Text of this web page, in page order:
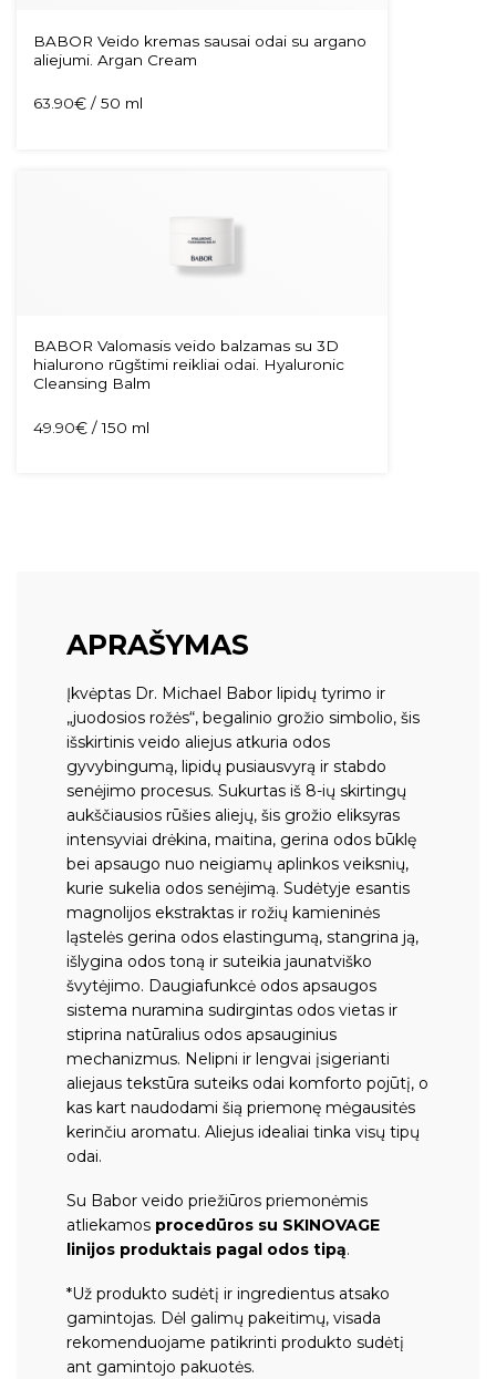
BABOR Veido kremas sausai odai su argano
aliejumi. Argan Cream
63.90€/ 50 ml
BABOR Valomasis veido balzamas su 3D
hialurono rūgštimi reikliai odai. Hyaluronic
Cleansing Balm
49.90€/ 150 ml
APRAŠYMAS
Įkvėptas Dr. Michael Babor lipidų tyrimo ir
„juodosios rožės“, begalinio grožio simbolio, šis
išskirtinis veido aliejus atkuria odos
gyvybingumą, lipidų pusiausvyrą ir stabdo
senėjimo procesus. Sukurtas iš 8-ių skirtingų
aukščiausios rūšies aliejų, šis grožio eliksyras
intensyviai drėkina, maitina, gerina odos būklę
bei apsaugo nuo neigiamų aplinkos veiksnių,
kurie sukelia odos senėjimą. Sudėtyje esantis
magnolijos ekstraktas ir rožių kamieninės
ląstelės gerina odos elastingumą, stangrina ją,
išlygina odos toną ir suteikia jaunatviško
švytėjimo. Daugiafunkcė odos apsaugos
sistema nuramina sudirgintas odos vietas ir
stiprina natūralius odos apsauginius
mechanizmus. Nelipni ir lengvai įsigerianti
aliejaus tekstūra suteiks odai komforto pojūtį, o
kas kart naudodami šią priemonę mėgausitės
kerinčiu aromatu. Aliejus idealiai tinka visų tipų
odai.
Su Babor veido priežiūros priemonėmis
atliekamos procedūros su SKINOVAGE
linijos produktais pagal odos tipą.
*Už produkto sudėtį ir ingredientus atsako
gamintojas. Dėl galimų pakeitimų, visada
rekomenduojame patikrinti produkto sudėtį
ant gamintojo pakuotės.